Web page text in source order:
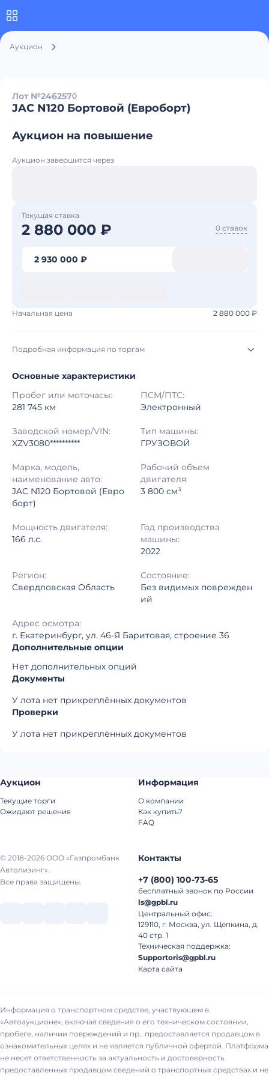
Аукцион
Лот №2462570
JAC N120 Бортовой (Евроборт)
Аукцион на повышение
Аукцион завершится через
Текущая ставка
2 880 000 ₽ 0 ставок
2 930 000 ₽
Начальная цена 2 880 000 ₽
Подробная информация по торгам
Начало торгов: 03.08.2026, 07:14 МСК
Конец торгов: 10.08.2026, 07:00 МСК
Тип аукциона: Открытые торги
Шаг торгов: 50 000 ₽
Кол-во ставок:
Регион: Свердловская Область
Основные характеристики
Пробег или моточасы:
281 745 км
ПСМ/ПТС:
Электронный
Заводской номер/VIN:
XZV3080**********
Тип машины:
ГРУЗОВОЙ
Марка, модель,
наименование авто:
JAC N120 Бортовой (Евро
борт)
Рабочий объем
двигателя:
3 800 см³
Мощность двигателя:
166 л.с.
Год производства
машины:
2022
Регион:
Свердловская Область
Состояние:
Без видимых поврежден
ий
Адрес осмотра:
г. Екатеринбург, ул. 46-Я Баритовая, строение 36
Дополнительные опции
Нет дополнительных опций
Документы
У лота нет прикреплённых документов
Проверки
У лота нет прикреплённых документов
© 2018-2026 ООО «Газпромбанк
Автолизинг».
Все права защищены.
Аукцион
Текущие торги
Ожидают решения
Информация
О компании
Как купить?
FAQ
Контакты
+7 (800) 100-73-65
бесплатный звонок по России
ls@gpbl.ru
Центральный офис:
129110, г. Москва, ул. Щепкина, д.
40 стр. 1
Техническая поддержка:
Supportoris@gpbl.ru
Карта сайта
Информация о транспортном средстве, участвующем в
«Автоаукционе», включая сведения о его техническом состоянии,
пробеге, наличии повреждений и пр., предоставляется продавцом в
ознакомительных целях и не является публичной офертой. Платформа
не несет ответственность за актуальность и достоверность
предоставленных продавцом сведений о транспортных средствах и не